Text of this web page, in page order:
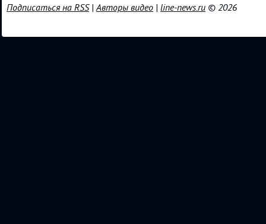
Подписаться на RSS|Авторы видео | line-news.ru © 2026